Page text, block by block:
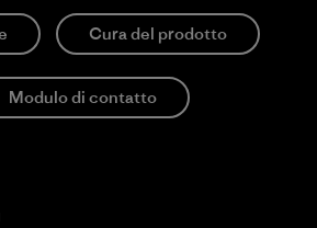
Cura del prodotto
Modulo di contatto